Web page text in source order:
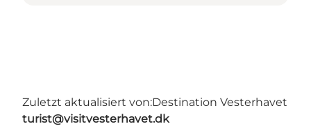
Zuletzt aktualisiert von:Destination Vesterhavet
turist@visitvesterhavet.dk